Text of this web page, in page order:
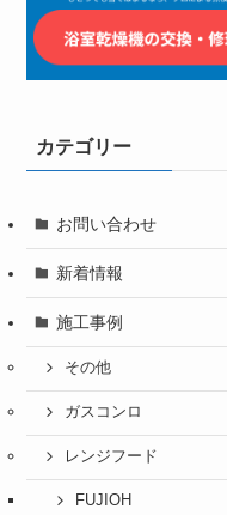
カテゴリー
お問い合わせ
新着情報
施工事例
その他
ガスコンロ
レンジフード
FUJIOH